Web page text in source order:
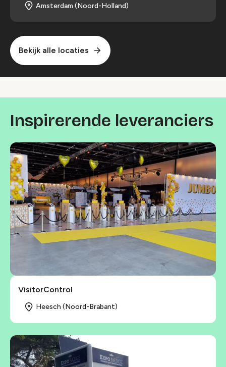
Amsterdam (Noord-Holland)
Bekijk alle locaties
Inspirerende leveranciers
VisitorControl
Heesch (Noord-Brabant)